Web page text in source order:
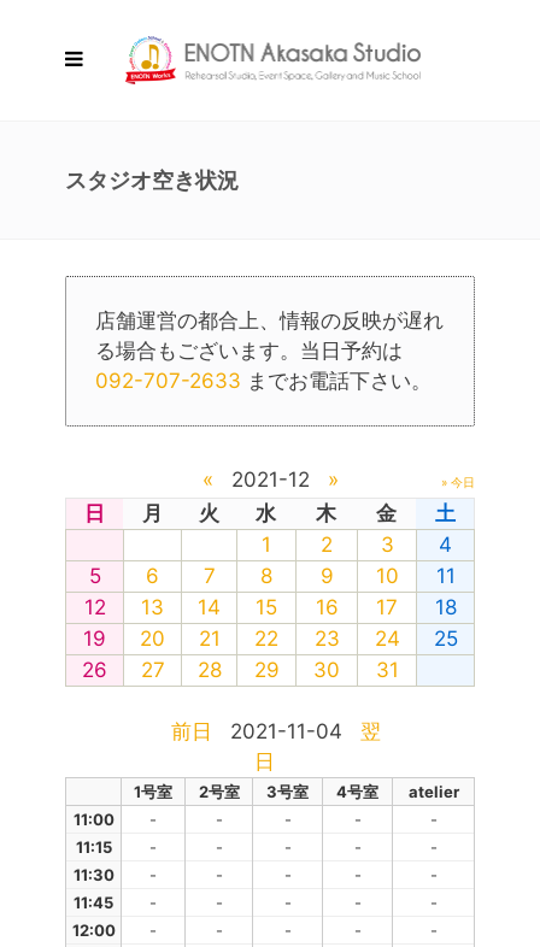
スタジオ空き状況
店舗運営の都合上、情報の反映が遅れ
る場合もございます。当日予約は
092-707-2633 までお電話下さい。
« 2021-12 » » 今日
日 月 火 水 木 金
土
1
2 3
4
5
6 7 8 9 10
11
12
13 14 15 16 17
18
19
20 21 22 23 24
25
26
27 28 29 30 31
前日 2021-11-04
翌
日
1号室 2号室 3号室 4号室
atelier
11:00
- - - -
-
11:15
- - - -
-
11:30
- - - -
-
11:45
- - - -
-
12:00
- - - -
-